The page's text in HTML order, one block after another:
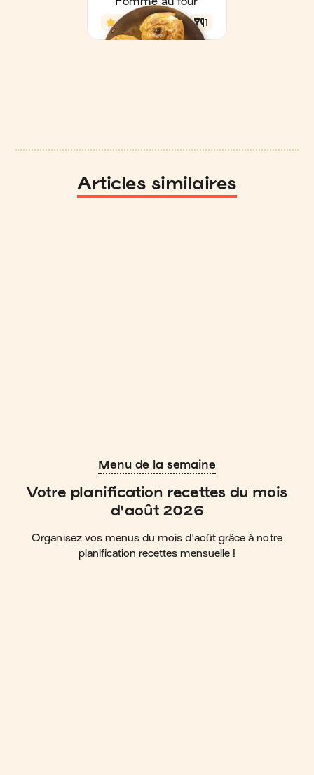
Articles similaires
Menu de la semaine
Votre planification recettes du mois
d'août 2026
Organisez vos menus du mois d'août grâce à notre
planification recettes mensuelle !